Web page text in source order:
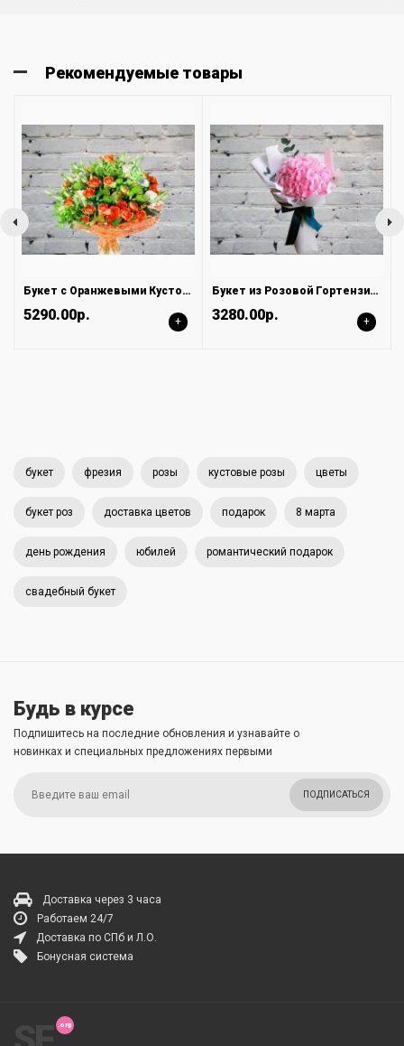
Рекомендуемые товары
Букет с Оранжевыми Кустовыми Розами
5290.00р. +
Букет из Розовой Гортензии с Эвкалиптом
3280.00р. +
букет фрезия розы кустовые розы цветы
букет роз доставка цветов подарок 8 марта
день рождения юбилей романтический подарок
свадебный букет
Будь в курсе
Подпишитесь на последние обновления и узнавайте о
новинках и специальных предложениях первыми
ПОДПИСАТЬСЯ
Доставка через 3 часа
Работаем 24/7
Доставка по СПб и Л.О.
Бонусная система